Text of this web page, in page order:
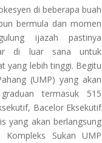
di beberapa buah
bermula dan momen
ijazah pastinya
di luar sana untuk
yang lebih tinggi. Begitu
(UMP) yang akan
termasuk 515
Bacelor Eksekutif
yang akan berlangsung
Sukan UMP